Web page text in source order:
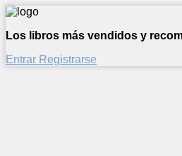
Los libros más vendidos y
Entrar Registrarse